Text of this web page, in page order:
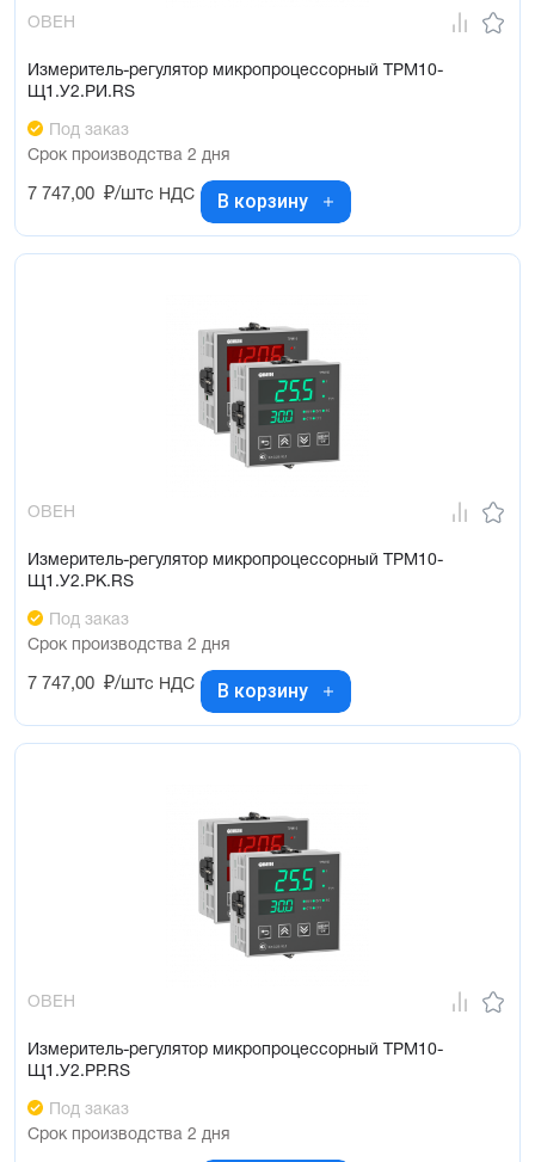
ОВЕН
Измеритель-регулятор микропроцессорный ТРМ10-
Щ1.У2.РИ.RS
Под заказ
Срок производства 2 дня
7 747,00 ₽/штс НДС В корзину
ОВЕН
Измеритель-регулятор микропроцессорный ТРМ10-
Щ1.У2.РК.RS
Под заказ
Срок производства 2 дня
7 747,00 ₽/штс НДС В корзину
ОВЕН
Измеритель-регулятор микропроцессорный ТРМ10-
Щ1.У2.РР.RS
Под заказ
Срок производства 2 дня